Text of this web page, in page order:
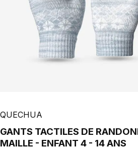
QUECHUA
GANTS TACTILES DE RANDONNEE - SH100
MAILLE - ENFANT 4 - 14 ANS